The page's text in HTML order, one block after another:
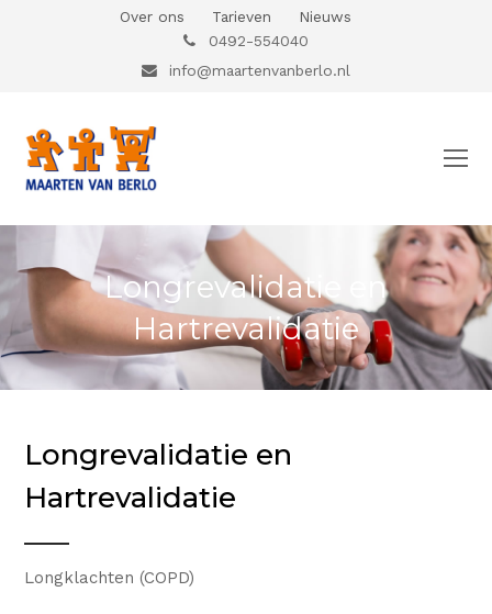
Over ons Tarieven
Nieuws
0492-554040
info@maartenvanberlo.nl
Longrevalidatie en
Hartrevalidatie
Longrevalidatie en
Hartrevalidatie
Longklachten (COPD)